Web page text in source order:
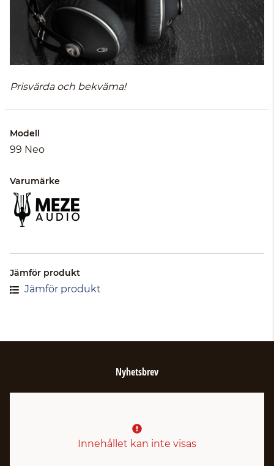
Prisvärda och bekväma!
Modell
99 Neo
Varumärke
Jämför produkt
Jämför produkt
Nyhetsbrev
Innehållet kan inte visas